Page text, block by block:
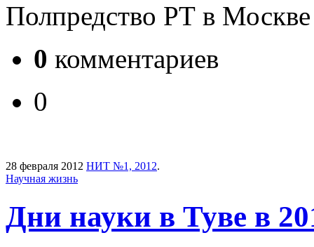
Полпредство РТ в Москве
0 комментариев
0
28 февраля 2012 НИТ №1, 2012.
Научная жизнь
Дни науки в Туве в